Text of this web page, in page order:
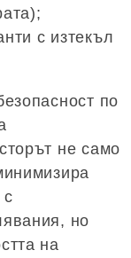
с изтекъл
по
не само
с
но
на